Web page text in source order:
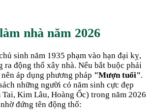
nhà năm 2026
sinh năm 1935 phạm vào hạn đại kỵ,
ra động thổ xây nhà. Nếu bắt buộc phải
áp dụng phương pháp "Mượn tuổi".
những người có năm sinh cực đẹp
Tai, Kim Lâu, Hoàng Ốc) trong năm 2026
đứng tên động thổ: